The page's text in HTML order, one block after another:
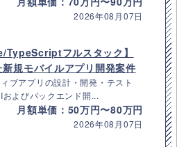
2026年08月07日
TypeScriptフルスタック】
規モバイルアプリ開発案件
ブアプリの設計・開発・テスト
よびバックエンド開...
月額単価：50万円〜80万円
2026年08月07日